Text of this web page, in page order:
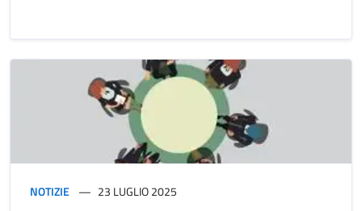
NOTIZIE 23 LUGLIO 2025